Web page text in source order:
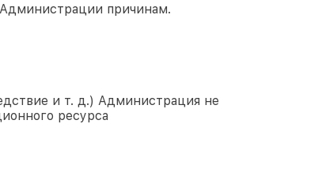
причинам.
и т. д.) Администрация не
ресурса